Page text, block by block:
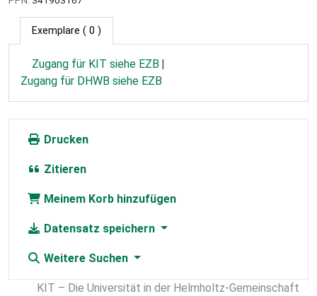
Exemplare ( 0 )
Zugang für KIT siehe EZB
Zugang für DHWB siehe EZB
Drucken
Zitieren
Meinem Korb hinzufügen
Datensatz speichern
Weitere Suchen
KIT – Die Universität in der Helmholtz-Gemeinschaft